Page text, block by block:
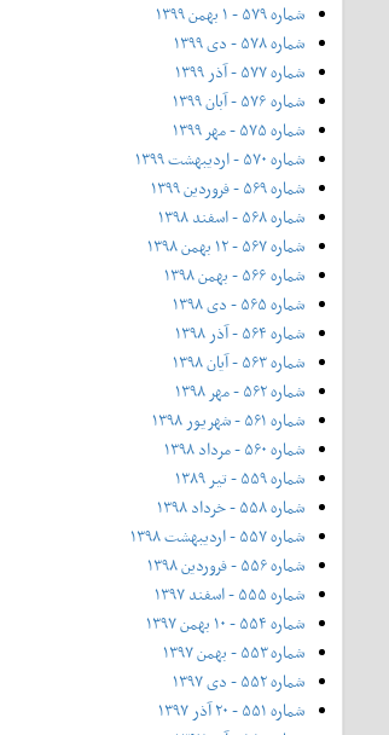
شماره ۵۷۹ - ۱ بهمن ۱۳۹۹
شماره ۵۷۸ - دی ۱۳۹۹
شماره ۵۷۷ - آذر ۱۳۹۹
شماره ۵۷۶ - آبان ۱۳۹۹
شماره ۵۷۵ - مهر ۱۳۹۹
شماره ۵۷۰ - اردیبهشت ۱۳۹۹
شماره ۵۶۹ - فروردین ۱۳۹۹
شماره ۵۶۸ - اسفند ۱۳۹۸
شماره ۵۶۷ - ۱۲ بهمن ۱۳۹۸
شماره ۵۶۶ - بهمن ۱۳۹۸
شماره ۵۶۵ - دی ۱۳۹۸
شماره ۵۶۴ - آذر ۱۳۹۸
شماره ۵۶۳ - آیان ۱۳۹۸
شماره ۵۶۲ - مهر ۱۳۹۸
شماره ۵۶۱ - شهریور ۱۳۹۸
شماره ۵۶۰ - مرداد ۱۳۹۸
شماره ۵۵۹ - تیر ۱۳۸۹
شماره ۵۵۸ - خرداد ۱۳۹۸
شماره ۵۵۷ - اردیبهشت ۱۳۹۸
شماره ۵۵۶ - فروردین ۱۳۹۸
شماره ۵۵۵ - اسفند ۱۳۹۷
شماره ۵۵۴ - ۱۰ بهمن ۱۳۹۷
شماره ۵۵۳ - بهمن ۱۳۹۷
شماره ۵۵۲ - دی ۱۳۹۷
شماره ۵۵۱ - ۲۰ آذر ۱۳۹۷